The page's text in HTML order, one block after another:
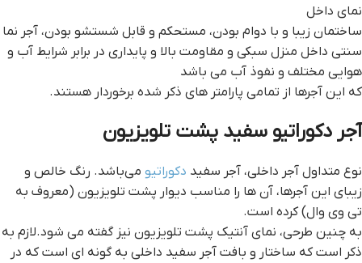
نمای داخل
ساختمان زیبا و با دوام بودن، مستحکم و قابل شستشو بودن، آجر نما
سنتی داخل منزل سبکی و مقاومت بالا و پایداری در برابر شرایط آب و
هوایی مختلف و نفوذ آب می باشد
که این آجرها از تمامی پارامتر های ذکر شده برخوردار هستند.
آجر دکوراتیو سفید پشت تلویزیون
نوع متداول آجر داخلی، آجر سفید دکوراتیو می‌باشد. رنگ خالص و
زیبای این آجرها، آن ها را مناسب دیوار پشت تلویزیون (معروف به
تی وی وال) کرده است.
به چنین طرحی، نمای آنتیک پشت تلویزیون نیز گفته می شود.لازم به
ذکر است که ساختار و بافت آجر سفید داخلی به گونه ای است که در